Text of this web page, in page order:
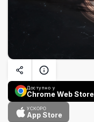
Доступно у
Chrome Web Store
УСКОРО
App Store